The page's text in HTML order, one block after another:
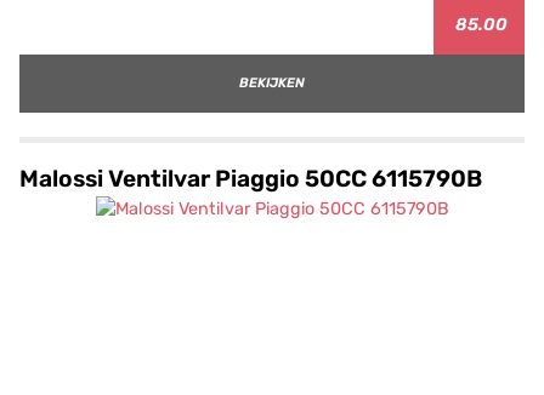
85.00
BEKIJKEN
Malossi Ventilvar Piaggio 50CC 6115790B